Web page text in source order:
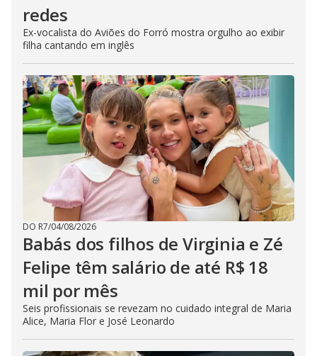
redes
Ex-vocalista do Aviões do Forró mostra orgulho ao exibir
filha cantando em inglês
DO R7/04/08/2026
Babás dos filhos de Virginia e Zé
Felipe têm salário de até R$ 18
mil por mês
Seis profissionais se revezam no cuidado integral de Maria
Alice, Maria Flor e José Leonardo